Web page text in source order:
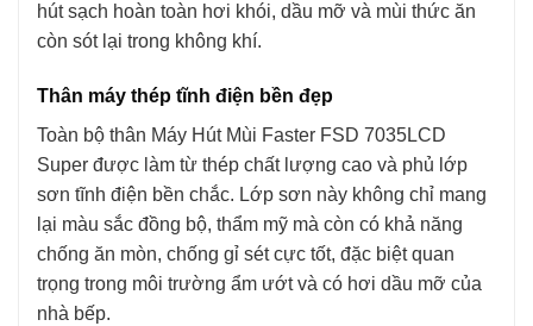
hút sạch hoàn toàn hơi khói, dầu mỡ và mùi thức ăn
còn sót lại trong không khí.
Thân máy thép tĩnh điện bền đẹp
Toàn bộ thân Máy Hút Mùi Faster FSD 7035LCD
Super được làm từ thép chất lượng cao và phủ lớp
sơn tĩnh điện bền chắc. Lớp sơn này không chỉ mang
lại màu sắc đồng bộ, thẩm mỹ mà còn có khả năng
chống ăn mòn, chống gỉ sét cực tốt, đặc biệt quan
trọng trong môi trường ẩm ướt và có hơi dầu mỡ của
nhà bếp.